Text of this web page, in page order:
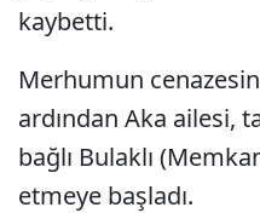
kaybetti.
Merhumun
ardından Aka ailesi,
bağlı Bulaklı
etmeye başladı.